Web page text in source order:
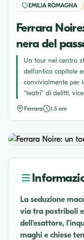
EMILIA ROMAGNA
Ferrara
nera del
Un tour nel centro
dell’antica capitale
convivialmente per
“teatri” di delitti,
Ferrara 1.5 ore
La seduzione
via tra postriboli
dell’esattore,
maghi e chiese